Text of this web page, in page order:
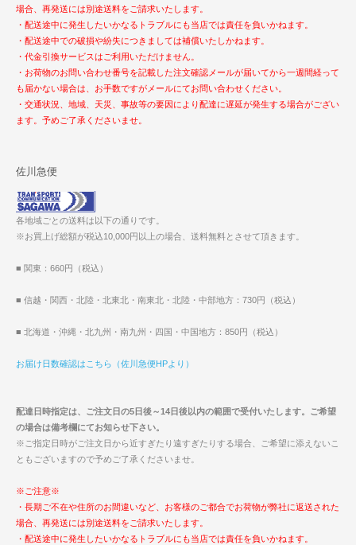
場合、再発送には別途送料をご請求いたします。
・配送途中に発生したいかなるトラブルにも当店では責任を負いかねます。
・配送途中での破損や紛失につきましては補償いたしかねます。
・代金引換サービスはご利用いただけません。
・お荷物のお問い合わせ番号を記載した注文確認メールが届いてから一週間経って
も届かない場合は、お手数ですがメールにてお問い合わせください。
・交通状況、地域、天災、事故等の要因により配達に遅延が発生する場合がござい
ます。予めご了承くださいませ。
佐川急便
各地域ごとの送料は以下の通りです。
※お買上げ総額が税込10,000円以上の場合、送料無料とさせて頂きます。
■ 関東：660円（税込）
■ 信越・関西・北陸・北東北・南東北・北陸・中部地方：730円（税込）
■ 北海道・沖縄・北九州・南九州・四国・中国地方：850円（税込）
お届け日数確認はこちら（佐川急便HPより）
配達日時指定は、ご注文日の5日後～14日後以内の範囲で受付いたします。ご希望
の場合は備考欄にてお知らせ下さい。
※ご指定日時がご注文日から近すぎたり遠すぎたりする場合、ご希望に添えないこ
ともございますので予めご了承くださいませ。
※ご注意※
・長期ご不在や住所のお間違いなど、お客様のご都合でお荷物が弊社に返送された
場合、再発送には別途送料をご請求いたします。
・配送途中に発生したいかなるトラブルにも当店では責任を負いかねます。